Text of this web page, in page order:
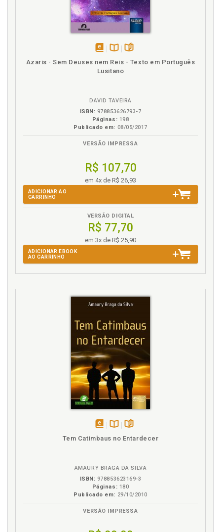
em
na
Azaris - Sem Deuses nem Reis - Texto em Português
Lusitano
DAVID TAVEIRA
ISBN: 978853626793-7
Páginas: 198
Publicado em: 08/05/2017
VERSÃO IMPRESSA
R$ 107,70
em 4x de R$ 26,93
ADICIONAR AO
CARRINHO
VERSÃO DIGITAL
R$ 77,70
em 3x de R$ 25,90
ADICIONAR EBOOK
AO CARRINHO
disponívelDisponível
páginas
Tem Catimbaus no Entardecer
AMAURY BRAGA DA SILVA
ISBN: 978853623169-3
Páginas: 180
Publicado em: 29/10/2010
VERSÃO IMPRESSA